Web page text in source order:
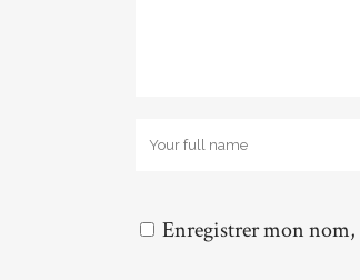
Enregistrer mon